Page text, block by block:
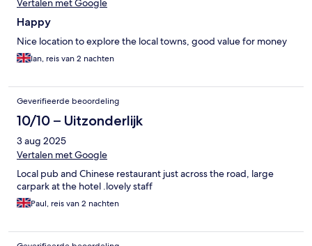
Vertalen met Google
Happy
Nice location to explore the local towns, good value for money
Ian, reis van 2 nachten
Geverifieerde beoordeling
10/10 – Uitzonderlijk
3 aug 2025
Vertalen met Google
Local pub and Chinese restaurant just across the road, large
carpark at the hotel .lovely staff
Paul, reis van 2 nachten